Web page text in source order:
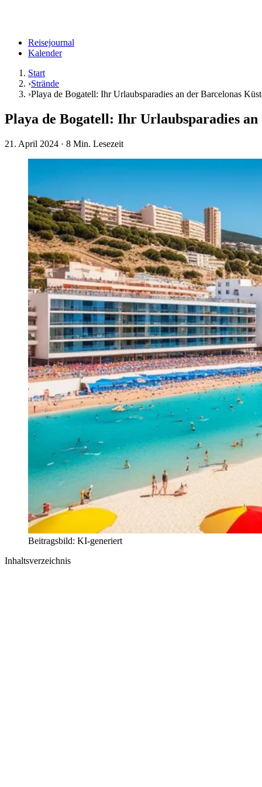
Reisejournal
Kalender
Start
›Strände
›Playa de Bogatell: Ihr Urlaubsparadies an der Barcelonas
Playa de Bogatell: Ihr Urlaubsparadies
21. April 2024 · 8 Min. Lesezeit
Beitragsbild: KI-generiert
Inhaltsverzeichnis